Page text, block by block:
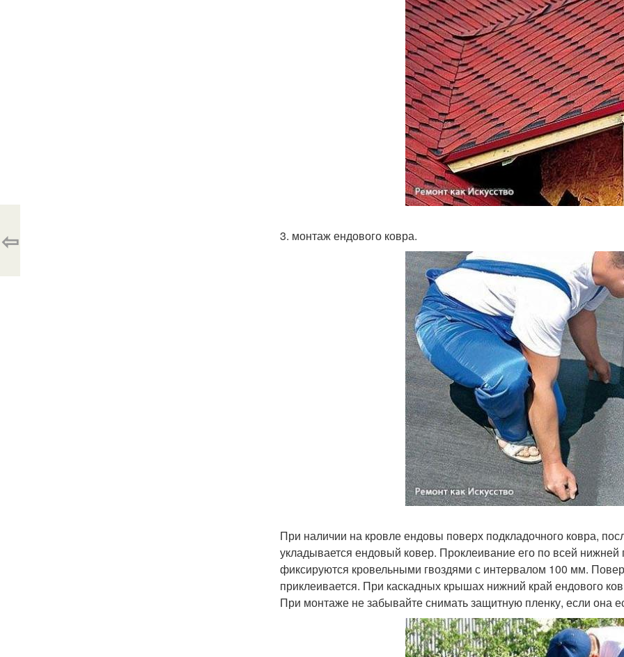
3. монтаж ендового ковра.
При наличии на кровле ендовы поверх подкладочного ковра,
укладывается ендовый ковер. Проклеивание его по всей нижней
фиксируются кровельными гвоздями с интервалом 100 мм.
приклеивается. При каскадных крышах нижний край ендового
При монтаже не забывайте снимать защитную пленку, если она
⇦